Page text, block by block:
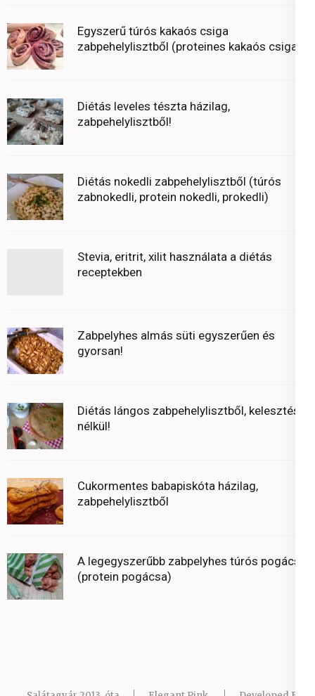
Egyszerű túrós kakaós csiga
zabpehelylisztből (proteines kakaós csiga)
Diétás leveles tészta házilag,
zabpehelylisztből!
Diétás nokedli zabpehelylisztből (túrós
zabnokedli, protein nokedli, prokedli)
Stevia, eritrit, xilit használata a diétás
receptekben
Zabpelyhes almás süti egyszerűen és
gyorsan!
Diétás lángos zabpehelylisztből, kelesztés
nélkül!
Cukormentes babapiskóta házilag,
zabpehelylisztből
A legegyszerűbb zabpelyhes túrós pogácsa
(protein pogácsa)